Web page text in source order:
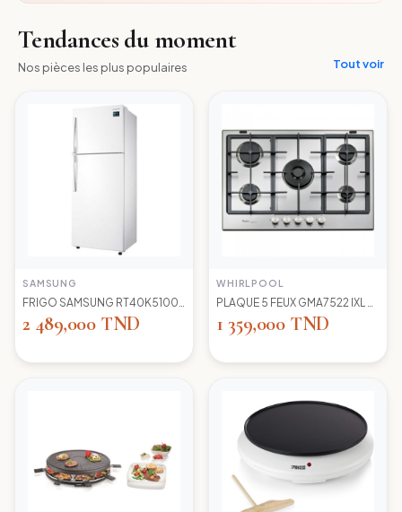
Tendances du moment
Nos pièces les plus populaires Tout voir
SAMSUNG
2 489,000 TND
WHIRLPOOL
1 359,000 TND